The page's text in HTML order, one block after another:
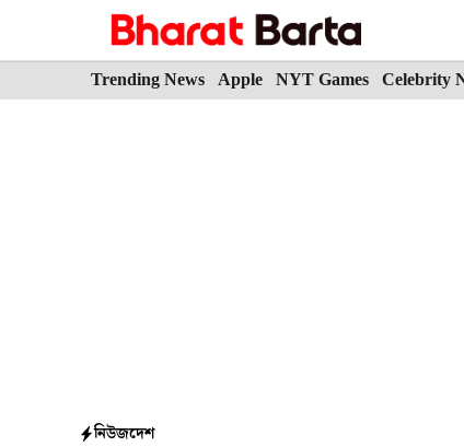
Trending News Apple NYT Games Celebrity
নিউজদেশ